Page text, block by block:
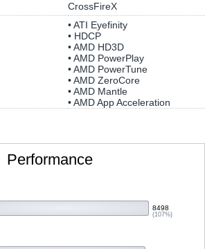
CrossFireX
• ATI Eyefinity
• HDCP
• AMD HD3D
• AMD PowerPlay
• AMD PowerTune
• AMD ZeroCore
• AMD Mantle
• AMD App Acceleration
Performance
8498
(107%)